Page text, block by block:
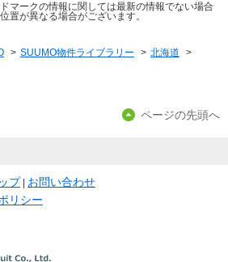
マークの情報に関しては最新の情報でない場合
置が異なる場合がございます。
> SUUMO物件ライブラリー > 北海道
>
ページの先頭へ
プ
お問い合わせ
リシー